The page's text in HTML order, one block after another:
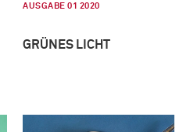
AUSGABE 01 2020
GRÜNES LICHT